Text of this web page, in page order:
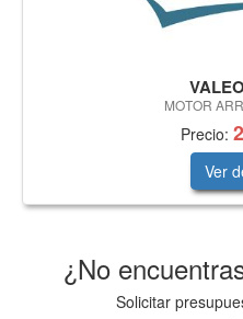
MOTOR
Precio:
Ver
¿No
Solicitar